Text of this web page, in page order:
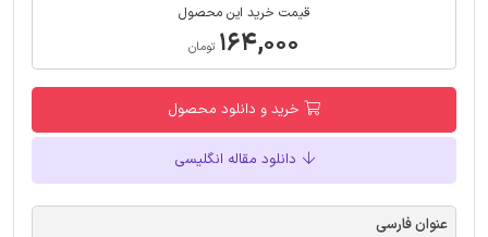
قیمت خرید این محصول
۱۶۴,۰۰۰ تومان
خرید و دانلود محصول
دانلود مقاله انگلیسی
عنوان فارسی